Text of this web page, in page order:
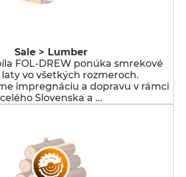
Sale > Lumber
FOL-DREW ponúka smrekové
vo všetkých rozmeroch.
impregnáciu a dopravu v rámci
celého Slovenska a …